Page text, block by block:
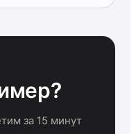
за 15 минут